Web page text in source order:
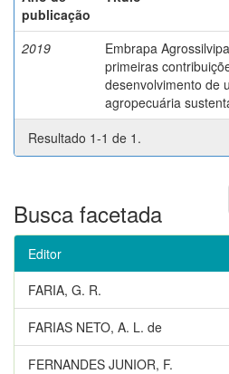
publicação
2019
Embrapa
primeiras
desenvolvimento de
agropecuária
Resultado 1-1 de 1.
Busca facetada
Editor
FARIA, G. R.
FARIAS NETO, A. L. de
FERNANDES JUNIOR, F.